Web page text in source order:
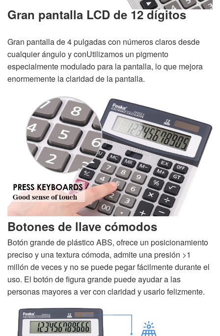
Gran pantalla LCD de 12 dígitos
Gran pantalla de 4 pulgadas con números claros desde
cualquier ángulo y conUtilizamos un pigmento
especialmente modulado para la pantalla, lo que mejora
enormemente la claridad de la pantalla.
Botones de llave cómodos
Botón grande de plástico ABS, ofrece un posicionamiento
preciso y una textura cómoda, admite una presión >1
millón de veces y no se puede pegar fácilmente durante el
uso. El botón de figura grande puede ayudar a las
personas mayores a ver con claridad y usarlo felizmente.